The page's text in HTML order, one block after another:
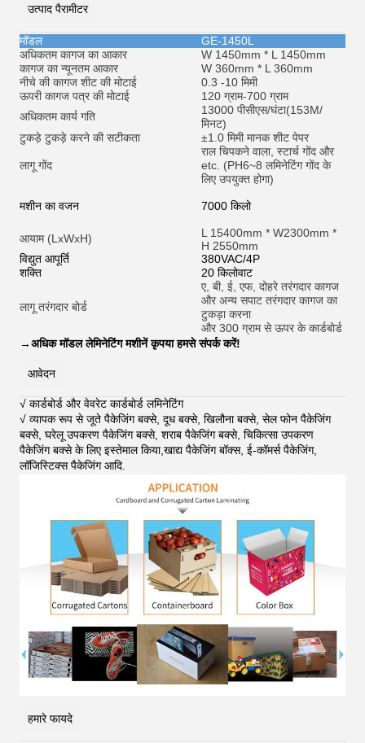
उत्पाद पैरामीटर
मॉडल
GE-1450L
अधिकतम कागज का आकार
W 1450mm * L 1450mm
कागज का न्यूनतम आकार
W 360mm * L 360mm
नीचे की कागज शीट की मोटाई
0.3 -10 मिमी
ऊपरी कागज पत्र की मोटाई
120 ग्राम-700 ग्राम
अधिकतम कार्य गति
13000 पीसीएस/घंटा(153M/
मिनट)
टुकड़े टुकड़े करने की सटीकता
±1.0 मिमी मानक शीट पेपर
लागू गोंद
राल चिपकने वाला, स्टार्च गोंद और
etc. (PH6~8 लमिनेटिंग गोंद के
लिए उपयुक्त होगा)
मशीन का वजन 7000 किलो
आयाम (LxWxH)
L 15400mm * W2300mm *
H 2550mm
विद्युत आपूर्ति
380VAC/4P
शक्ति
20 किलोवाट
लागू तरंगदार बोर्ड
ए, बी, ई, एफ, दोहरे तरंगदार कागज
और अन्य सपाट तरंगदार कागज का
टुकड़ा करना
और 300 ग्राम से ऊपर के कार्डबोर्ड
→अधिक मॉडल लेमिनेटिंग मशीनें कृपया हमसे संपर्क करें!
आवेदन
√ कार्डबोर्ड और वेवरेट कार्डबोर्ड लमिनेटिंग
√ व्यापक रूप से जूते पैकेजिंग बक्से, दूध बक्से, खिलौना बक्से, सेल फोन पैकेजिंग
बक्से, घरेलू उपकरण पैकेजिंग बक्से, शराब पैकेजिंग बक्से, चिकित्सा उपकरण
पैकेजिंग बक्से के लिए इस्तेमाल किया,खाद्य पैकेजिंग बॉक्स, ई-कॉमर्स पैकेजिंग,
लॉजिस्टिक्स पैकेजिंग आदि
हमारे फायदे